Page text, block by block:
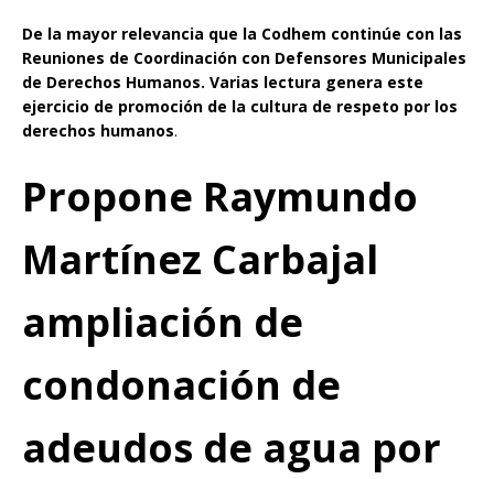
De la mayor relevancia que la Codhem continúe con las
Reuniones de Coordinación con Defensores Municipales
de Derechos Humanos. Varias lectura genera este
ejercicio de promoción de la cultura de respeto por los
derechos humanos.
Propone Raymundo
Martínez Carbajal
ampliación de
condonación de
adeudos de agua por